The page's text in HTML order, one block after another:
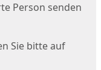
Person senden
Sie bitte auf